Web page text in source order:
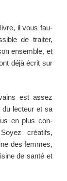
livre, il vous fau­
de traiter,
ensem­ble, et
déjà écrit sur
est assez
du lecteur et sa
en plus con­
créat­ifs,
des femmes,
de san­té et